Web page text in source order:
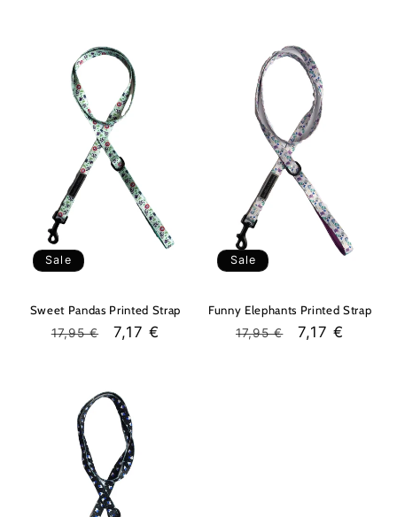
Sale
Sweet Pandas Printed Strap
Regular
17,95 €
Sale
7,17 €
Sale
Funny Elephants Printed Strap
Regular
17,95 €
Sale
7,17 €